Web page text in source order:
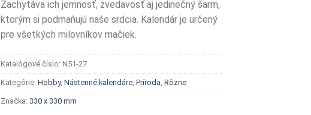
Zachytáva ich jemnosť, zvedavosť aj jedinečný šarm,
ktorým si podmaňujú naše srdcia. Kalendár je určený
pre všetkých milovníkov mačiek.
Katalógové číslo:N51-27
Kategórie:Hobby,Nástenné kalendáre ,Príroda ,Rôzne
Značka: 330 x 330 mm